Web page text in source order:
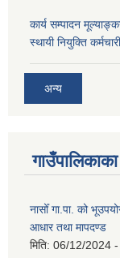
कार्य सम्पादन
स्थायी नियुक्ति
अन्य
नासोँ गा.पा. को
आधार तथा मापदण्ड
मिति: 06/12/2024